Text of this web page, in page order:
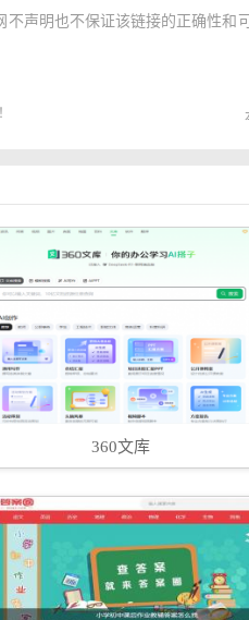
声明也不保证该链接的正确性和
360文库